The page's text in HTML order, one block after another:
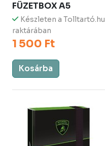
FÜZETBOX A5
Készleten a Tolltartó.hu
raktárában
1 500 Ft
Kosárba